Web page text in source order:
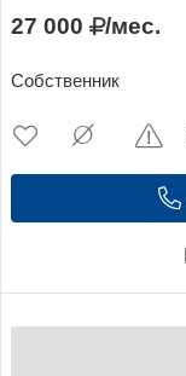
27 000 /мес.
Собственник